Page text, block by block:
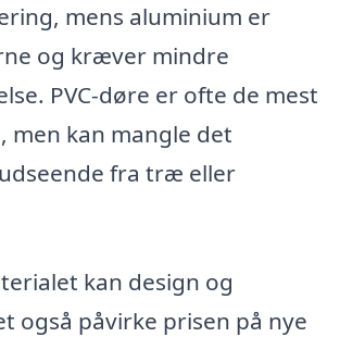
mens aluminium er
og kræver mindre
PVC-døre er ofte de mest
men kan mangle det
fra træ eller
kan design og
også påvirke prisen på nye